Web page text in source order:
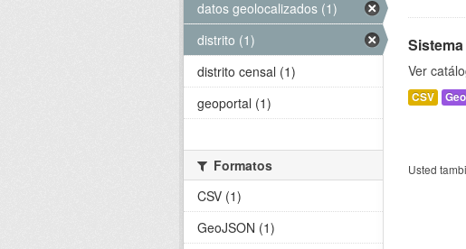
Ver
CSV
Usted
datos geolocalizados (1)
distrito (1)
distrito censal (1)
geoportal (1)
Formatos
CSV (1)
GeoJSON (1)